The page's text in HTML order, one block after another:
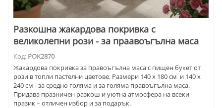
Разкошна жакардова покривка с
великолепни рози - за праавоъгълна маса
Код: POK2870
Жакардова покривка за правоъгълна маса с пищен букет от
рози в топли пастелни цветове. Размери 140 х 180 см и 140 х
240 см - за средно голяма и за голяма правоъгълна маса.
Придава празничен разкош и уютна атмосфера на всеки
празик – отличен избор и за подарък.